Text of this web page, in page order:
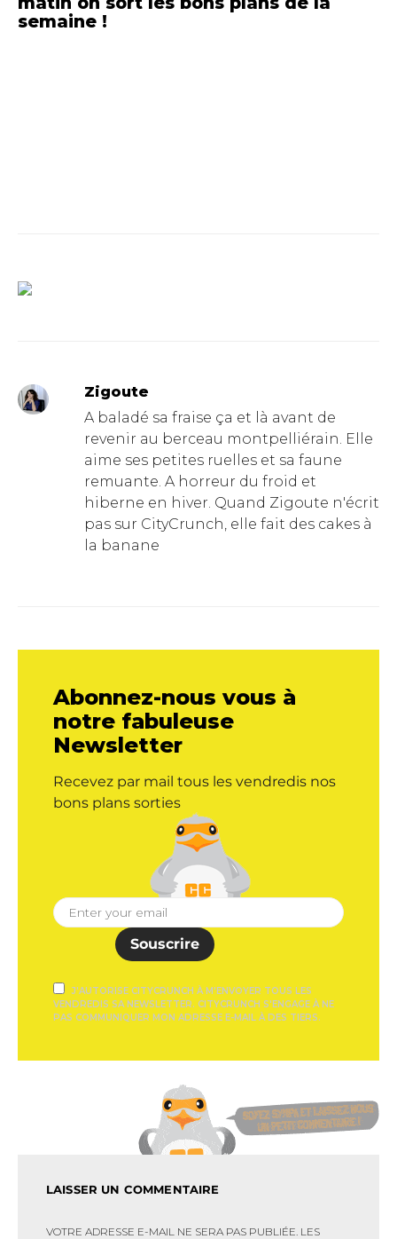
semaine !
Zigoute
A baladé sa fraise ça et là avant de
revenir au berceau montpelliérain. Elle
aime ses petites ruelles et sa faune
remuante. A horreur du froid et
hiberne en hiver. Quand Zigoute n'écrit
pas sur CityCrunch, elle fait des cakes à
la banane
Abonnez-nous vous à
notre fabuleuse
Newsletter
Recevez par mail tous les vendredis nos
bons plans sorties
Souscrire
J'AUTORISE CITYCRUNCH À M'ENVOYER TOUS LES
VENDREDIS SA NEWSLETTER. CITYCRUNCH S'ENGAGE À NE
PAS COMMUNIQUER MON ADRESSE E-MAIL À DES TIERS.
LAISSER UN COMMENTAIRE
VOTRE ADRESSE E-MAIL NE SERA PAS PUBLIÉE. LES